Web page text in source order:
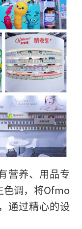
营养、用品专
色调，将Ofmo
通过精心的设